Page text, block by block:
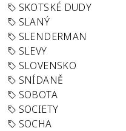
SKOTSKÉ DUDY
SLANÝ
SLENDERMAN
SLEVY
SLOVENSKO
SNÍDANĚ
SOBOTA
SOCIETY
SOCHA